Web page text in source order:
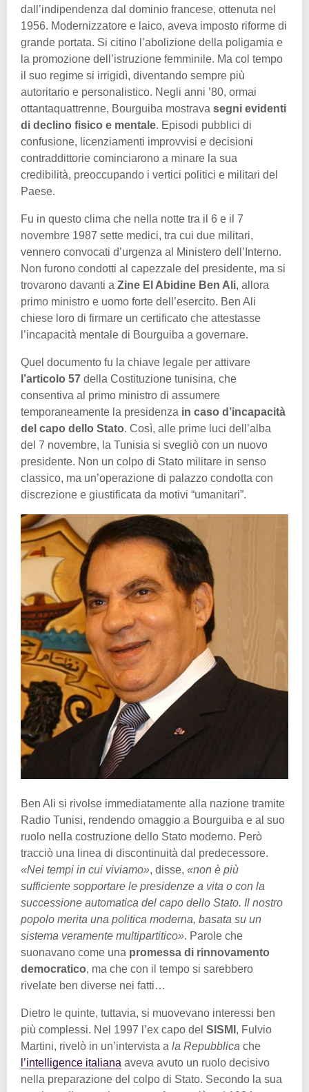
dall’indipendenza dal dominio francese, ottenuta nel
1956. Modernizzatore e laico, aveva imposto riforme di
grande portata. Si citino l’abolizione della poligamia e
la promozione dell’istruzione femminile. Ma col tempo
il suo regime si irrigidì, diventando sempre più
autoritario e personalistico. Negli anni ’80, ormai
ottantaquattrenne, Bourguiba mostrava segni evidenti
di declino fisico e mentale. Episodi pubblici di
confusione, licenziamenti improvvisi e decisioni
contraddittorie cominciarono a minare la sua
credibilità, preoccupando i vertici politici e militari del
Paese.
Fu in questo clima che nella notte tra il 6 e il 7
novembre 1987 sette medici, tra cui due militari,
vennero convocati d’urgenza al Ministero dell’Interno.
Non furono condotti al capezzale del presidente, ma si
trovarono davanti a Zine El Abidine Ben Ali, allora
primo ministro e uomo forte dell’esercito. Ben Ali
chiese loro di firmare un certificato che attestasse
l’incapacità mentale di Bourguiba a governare.
Quel documento fu la chiave legale per attivare
l’articolo 57 della Costituzione tunisina, che
consentiva al primo ministro di assumere
temporaneamente la presidenza in caso d’incapacità
del capo dello Stato. Così, alle prime luci dell’alba
del 7 novembre, la Tunisia si svegliò con un nuovo
presidente. Non un colpo di Stato militare in senso
classico, ma un’operazione di palazzo condotta con
discrezione e giustificata da motivi “umanitari”.
Ben Ali si rivolse immediatamente alla nazione tramite
Radio Tunisi, rendendo omaggio a Bourguiba e al suo
ruolo nella costruzione dello Stato moderno. Però
tracciò una linea di discontinuità dal predecessore.
«Nei tempi in cui viviamo», disse, «non è più
sufficiente sopportare le presidenze a vita o con la
successione automatica del capo dello Stato. Il nostro
popolo merita una politica moderna, basata su un
sistema veramente multipartitico». Parole che
suonavano come una promessa di rinnovamento
democratico, ma che con il tempo si sarebbero
rivelate ben diverse nei fatti…
Dietro le quinte, tuttavia, si muovevano interessi ben
più complessi. Nel 1997 l’ex capo del SISMI , Fulvio
Martini, rivelò in un’intervista a la Repubblica che
l’intelligence italiana aveva avuto un ruolo decisivo
nella preparazione del colpo di Stato. Secondo la sua